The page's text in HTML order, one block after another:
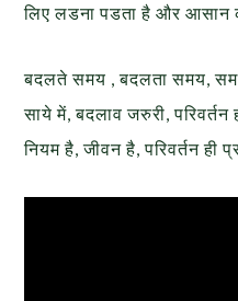
लिए लडना पडता है और आसान
बदलते समय , बदलता समय,
साये में, बदलाव जरुरी, परिवर्तन
नियम है, जीवन है, परिवर्तन ही